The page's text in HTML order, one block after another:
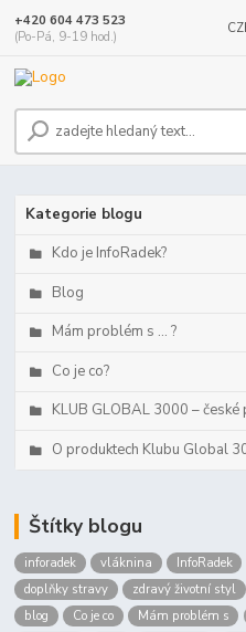
+420 604 473 523
(Po-Pá, 9-19 hod.)
Kategorie blogu
Kdo je InfoRadek?
Blog
Mám problém s ... ?
Co je co?
KLUB GLOBAL 3000 –
O produktech Klubu Global
Štítky blogu
inforadek vláknina InfoRadek
doplňky stravy
zdravý životní styl
blog
Co je co Mám problém s